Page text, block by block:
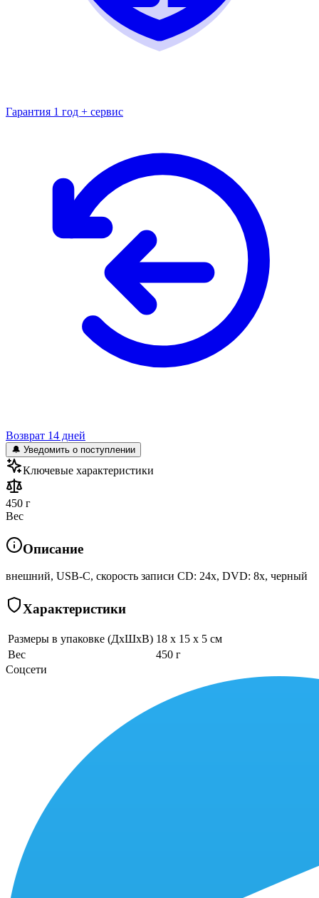
Гарантия 1 год + сервис
Возврат 14 дней
🔔 Уведомить о поступлении
Ключевые характеристики
450 г
Вес
Описание
внешний, USB-C, скорость записи CD: 24x, DVD: 8x, черный
Характеристики
Размеры в упаковке (ДхШхВ) 18 x 15 x 5 см
Вес
450 г
Соцсети